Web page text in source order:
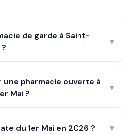
de garde à Saint-
▾
pharmacie ouverte à
Mai ?
▾
du 1er Mai en 2026 ? ▾